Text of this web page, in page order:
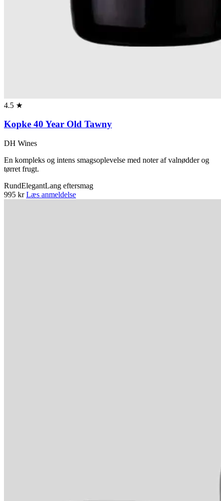
4.5 ★
Kopke 40 Year Old Tawny
DH Wines
En kompleks og intens smagsoplevelse med noter af valnødder og
tørret frugt.
RundElegantLang eftersmag
995 kr Læs anmeldelse